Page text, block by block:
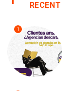
RECENT
1